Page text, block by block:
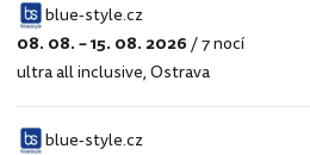
blue-
style.cz
blue-style.cz
08. 08. – 15. 08. 2026/7 nocí
ultra all inclusive,Ostrava
blue-style.cz